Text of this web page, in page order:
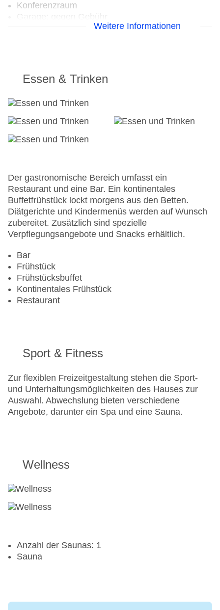
Konferenzraum
Hoteleröffnung: 2013
Lift
Anzahl der Aufzüge: 1
Haustiere auf Anfrage: ohne Gebühr
Zimmerservice
Gesamtanzahl der Zimmer: 135
Landeskategorie: 3 Sterne
Weitere Informationen
Essen & Trinken
Der gastronomische Bereich umfasst ein
Restaurant und eine Bar. Ein kontinentales
Buffetfrühstück lockt morgens aus den Betten.
Diätgerichte und Kindermenüs werden auf Wunsch
zubereitet. Zusätzlich sind spezielle
Verpflegungsangebote und Snacks erhältlich.
Bar
Frühstück
Frühstücksbuffet
Kontinentales Frühstück
Restaurant
Sport & Fitness
Zur flexiblen Freizeitgestaltung stehen die Sport-
und Unterhaltungsmöglichkeiten des Hauses zur
Auswahl. Abwechslung bieten verschiedene
Angebote, darunter ein Spa und eine Sauna.
Wellness
Anzahl der Saunas: 1
Sauna